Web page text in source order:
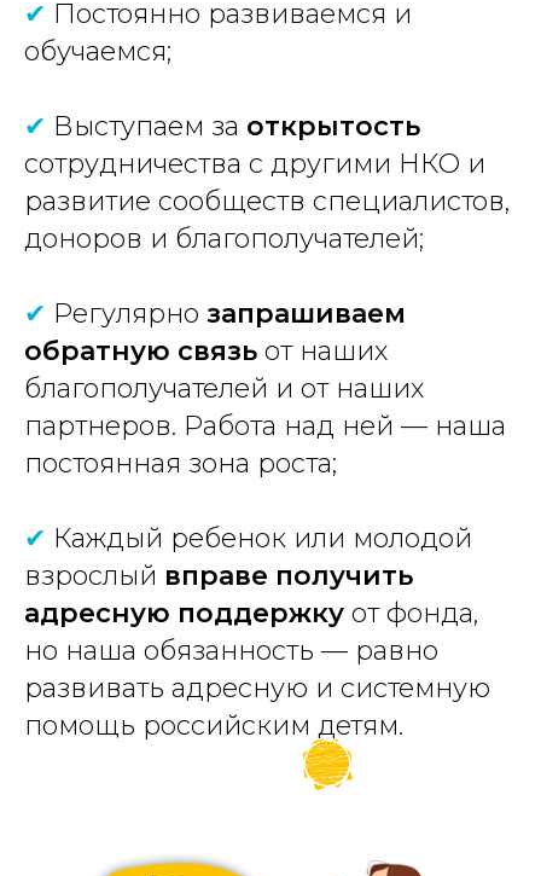
✔ Постоянно развиваемся и
обучаемся;
✔ Выступаем за открытость
сотрудничества с другими НКО и
развитие сообществ специалистов,
доноров и благополучателей;
✔ Регулярно запрашиваем
обратную связь от наших
благополучателей и от наших
партнеров. Работа над ней — наша
постоянная зона роста;
✔ Каждый ребенок или молодой
взрослый вправе получить
адресную поддержку от фонда,
но наша обязанность — равно
развивать адресную и системную
помощь российским детям.